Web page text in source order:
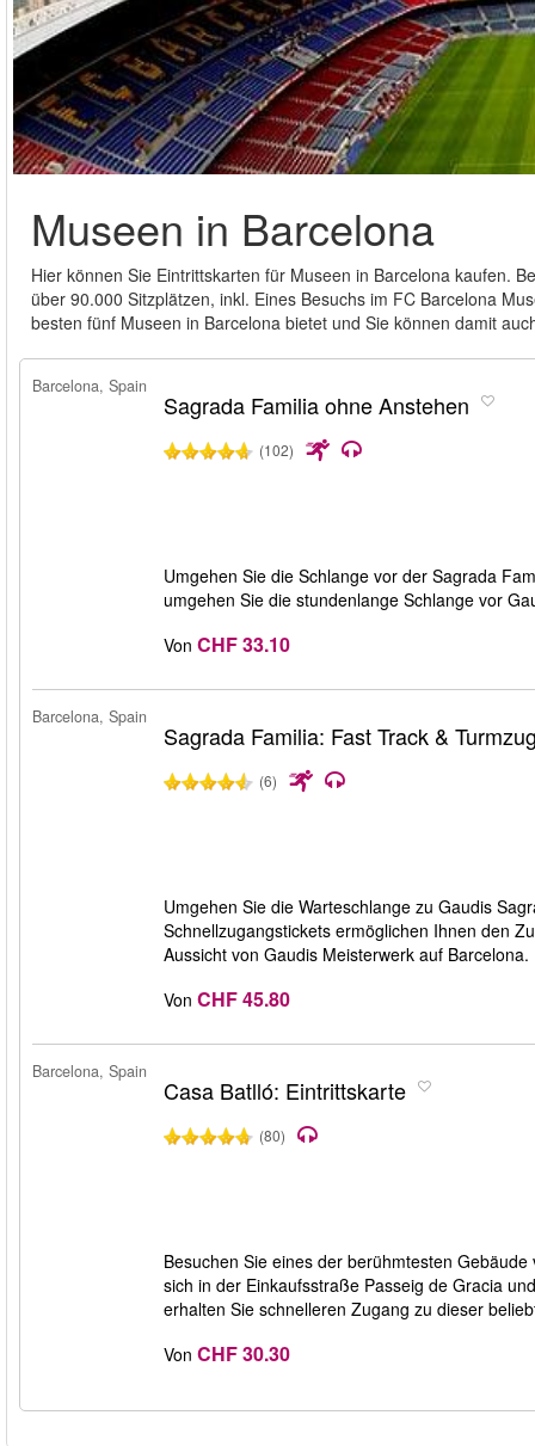
Museen in Barcelona
Hier können Sie Eintrittskarten für Museen in Barcelona kaufen.
über 90.000 Sitzplätzen, inkl. Eines Besuchs im FC Barcelona
besten fünf Museen in Barcelona bietet und Sie können damit
Barcelona, Spain
Sagrada Familia ohne Anstehen
(102)
Umgehen Sie die Schlange vor der Sagrada
umgehen Sie die stundenlange Schlange vor
Von CHF 33.10
Barcelona, Spain
Sagrada Familia: Fast Track &
(6)
Umgehen Sie die Warteschlange zu Gaudis
Schnellzugangstickets ermöglichen Ihnen den
Aussicht von Gaudis Meisterwerk auf Barcelona.
Von CHF 45.80
Barcelona, Spain
Casa Batlló: Eintrittskarte
(80)
Besuchen Sie eines der berühmtesten
sich in der Einkaufsstraße Passeig de Gracia
erhalten Sie schnelleren Zugang zu dieser
Von CHF 30.30